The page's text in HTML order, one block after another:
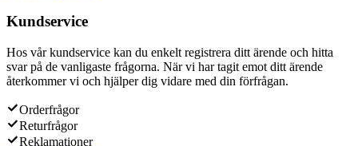
Kundservice
Hos vår kundservice kan du enkelt registrera ditt ärende och hitta
svar på de vanligaste frågorna. När vi har tagit emot ditt ärende
återkommer vi och hjälper dig vidare med din förfrågan.
Orderfrågor
Returfrågor
Reklamationer